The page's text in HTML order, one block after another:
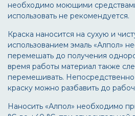
необходимо моющими
использовать не рекомендуется.
Краска наносится на сухую и
использованием эмаль «Алпол»
перемешать до получения
время работы материал также
перемешивать.
краску можно разбавить до
Наносить «Алпол» необходимо